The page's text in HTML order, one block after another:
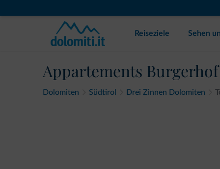
Reiseziele Sehen
Appartements Burgerhof
Dolomiten Südtirol Drei Zinnen Dolomiten